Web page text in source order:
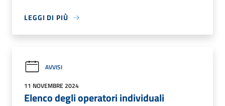
LEGGI DI PIÙ
AVVISI
11 NOVEMBRE 2024
Elenco degli operatori individuali